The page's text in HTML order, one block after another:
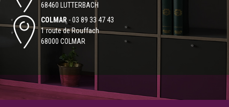
68460 LUTTERBACH
COLMAR -03 89 33 47 43
1 route de Rouffach
68000 COLMAR